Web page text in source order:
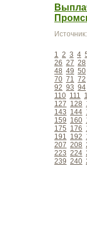
Источник:
1 2 3 4
26 27 28
48 49 50
70 71 72
92 93 94
110 111
127 128
143 144
159 160
175 176
191 192
207 208
223 224
239 240